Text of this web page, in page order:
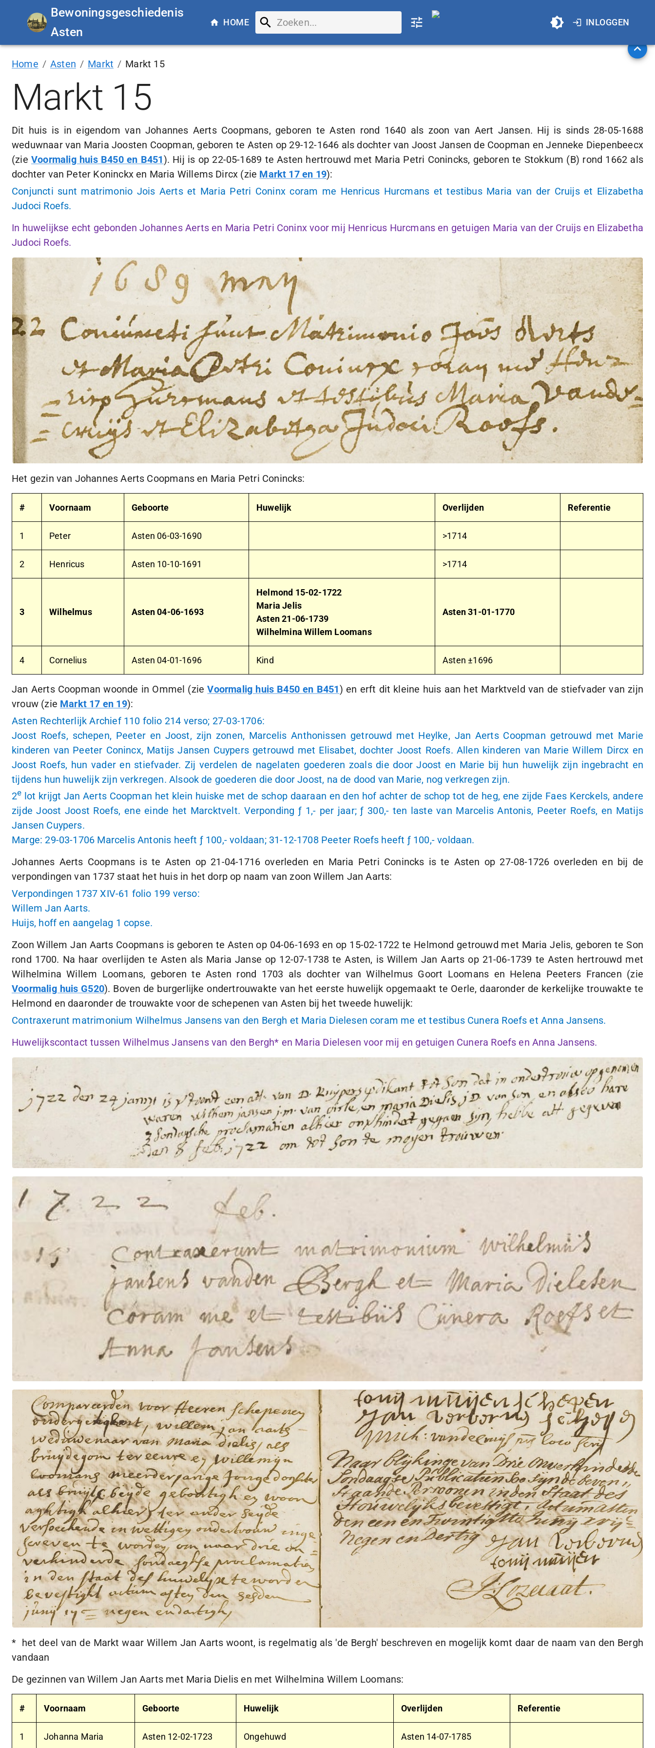
Bewoningsgeschiedenis
Asten
HOME INLOGGEN
Home / Asten / Markt / Markt 15
Markt 15
Dit huis is in eigendom van Johannes Aerts Coopmans, geboren te Asten rond 1640 als zoon van Aert Jansen. Hij is sinds 28-05-1688
weduwnaar van Maria Joosten Coopman, geboren te Asten op 29-12-1646 als dochter van Joost Jansen de Coopman en Jenneke Diepenbeecx
(zieVoormalig huis B450 en B451). Hij is op 22-05-1689 te Asten hertrouwd met Maria Petri Conincks, geboren te Stokkum (B) rond 1662 als
dochter van Peter Koninckx en Maria Willems Dircx (zie Markt 17 en 19):
Conjuncti sunt matrimonio Jois Aerts et Maria Petri Coninx coram me Henricus Hurcmans et testibus Maria van der Cruijs et Elizabetha
Judoci Roefs.
In huwelijkse echt gebonden Johannes Aerts en Maria Petri Coninx voor mij Henricus Hurcmans en getuigen Maria van der Cruijs en Elizabetha
Judoci Roefs.
Het gezin van Johannes Aerts Coopmans en Maria Petri Conincks:
# Voornaam Geboorte Huwelijk Overlijden Referentie
1 Peter Asten 06-03-1690 >1714
2 Henricus Asten 10-10-1691 >1714
3 Wilhelmus Asten04-06-1693
Helmond 15-02-1722
Maria Jelis
Asten21-06-1739
Wilhelmina Willem Loomans
Asten31-01-1770
4 Cornelius Asten 04-01-1696 Kind Asten ±1696
Jan Aerts Coopman woonde in Ommel (zieVoormalig huis B450 en B451) en erft dit kleine huis aan het Marktveld van de stiefvader van zijn
vrouw (zie Markt 17 en 19):
Asten Rechterlijk Archief 110 folio 214 verso; 27-03-1706:
Joost Roefs, schepen, Peeter en Joost, zijn zonen, Marcelis Anthonissen getrouwd met Heylke, Jan Aerts Coopman getrouwd met Marie
kinderen van Peeter Conincx, Matijs Jansen Cuypers getrouwd met Elisabet, dochter Joost Roefs. Allen kinderen van Marie Willem Dircx en
Joost Roefs, hun vader en stiefvader. Zij verdelen de nagelaten goederen zoals die door Joost en Marie bij hun huwelijk zijn ingebracht en
tijdens hun huwelijk zijn verkregen. Alsook de goederen die door Joost, na de dood van Marie, nog verkregen zijn.
2e lot krijgt Jan Aerts Coopman het klein huiske met de schop daaraan en den hof achter de schop tot de heg, ene zijde Faes Kerckels, andere
zijde Joost Joost Roefs, ene einde het Marcktvelt. Verponding ƒ 1,- per jaar;ƒ 300,- ten laste van Marcelis Antonis, Peeter Roefs, en Matijs
Jansen Cuypers.
Marge: 29-03-1706 Marcelis Antonis heeft ƒ 100,- voldaan; 31-12-1708 Peeter Roefs heeft ƒ 100,-voldaan.
Johannes Aerts Coopmans is te Asten op 21-04-1716 overleden en Maria Petri Conincks is te Asten op 27-08-1726 overleden en bij de
verpondingen van 1737 staat het huis in het dorp op naam van zoon Willem Jan Aarts:
Verpondingen 1737 XIV-61 folio 199 verso:
Willem Jan Aarts.
Huijs, hoff en aangelag 1 copse.
Zoon Willem Jan Aarts Coopmans is geboren te Asten op 04-06-1693 en op 15-02-1722 te Helmond getrouwd met Maria Jelis, geboren te Son
rond 1700. Na haar overlijden te Asten als Maria Janse op 12-07-1738 te Asten, is Willem Jan Aarts op 21-06-1739 te Asten hertrouwd met
Wilhelmina Willem Loomans, geboren te Asten rond 1703 als dochter van Wilhelmus Goort Loomans en Helena Peeters Francen (zie
Voormalig huis G520). Boven de burgerlijke ondertrouwakte van het eerste huwelijk opgemaakt te Oerle, daaronder de kerkelijke trouwakte te
Helmond en daaronder de trouwakte voor de schepenen van Asten bij het tweede huwelijk:
Contraxerunt matrimonium Wilhelmus Jansens van den Bergh et Maria Dielesen coram me et testibus Cunera Roefs et Anna Jansens.
Huwelijkscontact tussen Wilhelmus Jansens van den Bergh* en Maria Dielesen voor mij en getuigen Cunera Roefs en Anna Jansens.
* het deel van de Markt waar Willem Jan Aarts woont, is regelmatig als 'de Bergh' beschreven en mogelijk komt daar de naam van den Bergh
vandaan
De gezinnen van Willem Jan Aarts met Maria Dielis en met Wilhelmina Willem Loomans:
# Voornaam Geboorte Huwelijk Overlijden Referentie
1 Johanna Maria Asten 12-02-1723 Ongehuwd Asten 14-07-1785